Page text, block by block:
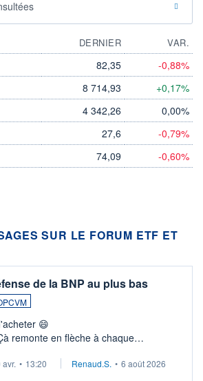
DERNIER
VAR.
82,35 -0,88%
8 714,93 +0,17%
4 342,26 0,00%
27,6 -0,79%
74,09 -0,60%
SUR LE FORUM ETF ET
de la BNP au plus bas
😄​
remonte en flèche à chaque
terme tip top pour sa retraite.
avr. • 13:20 Renaud.S. • 6 août 2026